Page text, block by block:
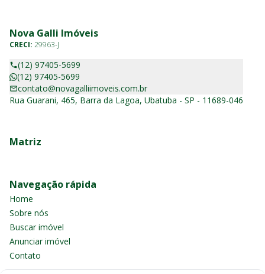
Nova Galli Imóveis
CRECI: 29963-J
(12) 97405-5699
(12) 97405-5699
contato@novagalliimoveis.com.br
Rua Guarani, 465, Barra da Lagoa, Ubatuba - SP - 11689-046
Matriz
Navegação rápida
Home
Sobre nós
Buscar imóvel
Anunciar imóvel
Contato